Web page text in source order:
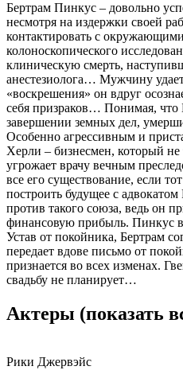
Бертрам Пинкус – довольно
несмотря на издержки своей
контактировать с
колоноскопического
клиническую смерть,
анестезиолога… Мужчину
«воскрешения» он вдруг
себя призраков… Понимая,
завершении земных дел,
Особенно агрессивным и
Херли – бизнесмен, который
угрожает врачу вечным
все его существование, если
построить будущее с
против такого союза, ведь он
финансовую прибыль. Пинкус
Устав от покойника, Бертрам
передает вдове письмо от
признается во всех изменах.
свадьбу не планирует…
Актеры (показать
Рики Джервэйс